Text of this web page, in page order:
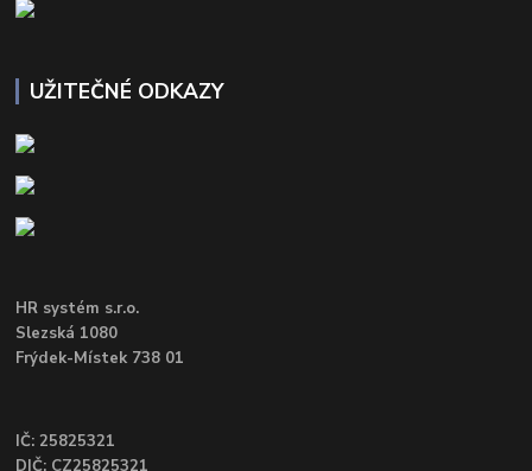
UŽITEČNÉ ODKAZY
HR systém s.r.o.
Slezská 1080
Frýdek-Místek 738 01
IČ: 25825321
DIČ: CZ25825321